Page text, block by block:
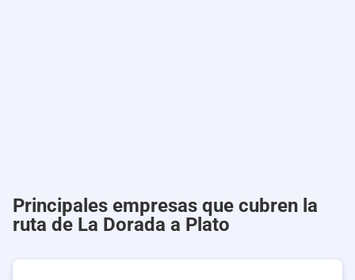
Principales empresas que cubren la
ruta de La Dorada a Plato